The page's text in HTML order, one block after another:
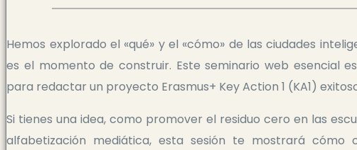
Hemos explorado el «qué» y el «cómo» de las ciudades
es el momento de construir. Este seminario web esencial
para redactar un proyecto Erasmus+ Key Action 1 (KA1)
Si tienes una idea, como promover el residuo cero en las
alfabetización mediática, esta sesión te mostrará cómo